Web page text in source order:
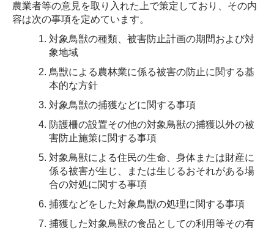
農業者等の意見を取り入れた上で策定しており、その内
容は次の事項を定めています。
対象鳥獣の種類、被害防止計画の期間および対
象地域
鳥獣による農林業に係る被害の防止に関する基
本的な方針
対象鳥獣の捕獲などに関する事項
防護柵の設置その他の対象鳥獣の捕獲以外の被
害防止施策に関する事項
対象鳥獣による住民の生命、身体または財産に
係る被害が生じ、または生じるおそれがある場
合の対処に関する事項
捕獲などをした対象鳥獣の処理に関する事項
捕獲した対象鳥獣の食品としての利用等その有